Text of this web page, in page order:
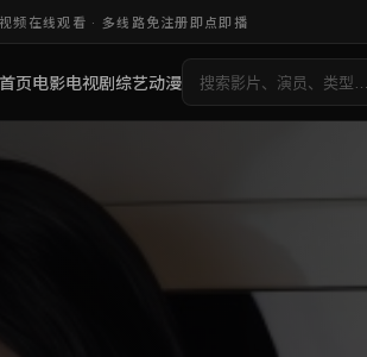
频在线观看 · 多线路免注册即点即播
首页电影电视剧综艺动漫